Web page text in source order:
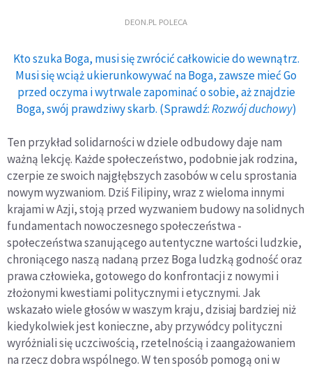
DEON.PL POLECA
Kto szuka Boga, musi się zwrócić całkowicie do wewnątrz.
Musi się wciąż ukierunkowywać na Boga, zawsze mieć Go
przed oczyma i wytrwale zapominać o sobie, aż znajdzie
Boga, swój prawdziwy skarb. (Sprawdź:Rozwój duchowy)
Ten przykład solidarności w dziele odbudowy daje nam
ważną lekcję. Każde społeczeństwo, podobnie jak rodzina,
czerpie ze swoich najgłębszych zasobów w celu sprostania
nowym wyzwaniom. Dziś Filipiny, wraz z wieloma innymi
krajami w Azji, stoją przed wyzwaniem budowy na solidnych
fundamentach nowoczesnego społeczeństwa -
społeczeństwa szanującego autentyczne wartości ludzkie,
chroniącego naszą nadaną przez Boga ludzką godność oraz
prawa człowieka, gotowego do konfrontacji z nowymi i
złożonymi kwestiami politycznymi i etycznymi. Jak
wskazało wiele głosów w waszym kraju, dzisiaj bardziej niż
kiedykolwiek jest konieczne, aby przywódcy polityczni
wyróżniali się uczciwością, rzetelnością i zaangażowaniem
na rzecz dobra wspólnego. W ten sposób pomogą oni w